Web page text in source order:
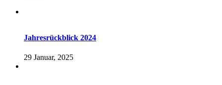
Jahresrückblick 2024
29 Januar, 2025